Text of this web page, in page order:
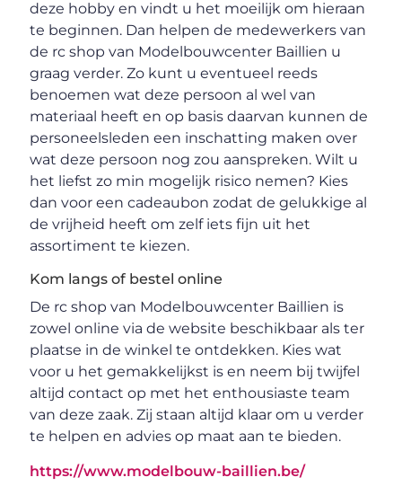
deze hobby en vindt u het moeilijk om hieraan
te beginnen. Dan helpen de medewerkers van
de rc shop van Modelbouwcenter Baillien u
graag verder. Zo kunt u eventueel reeds
benoemen wat deze persoon al wel van
materiaal heeft en op basis daarvan kunnen de
personeelsleden een inschatting maken over
wat deze persoon nog zou aanspreken. Wilt u
het liefst zo min mogelijk risico nemen? Kies
dan voor een cadeaubon zodat de gelukkige al
de vrijheid heeft om zelf iets fijn uit het
assortiment te kiezen.
Kom langs of bestel online
De rc shop van Modelbouwcenter Baillien is
zowel online via de website beschikbaar als ter
plaatse in de winkel te ontdekken. Kies wat
voor u het gemakkelijkst is en neem bij twijfel
altijd contact op met het enthousiaste team
van deze zaak. Zij staan altijd klaar om u verder
te helpen en advies op maat aan te bieden.
https://www.modelbouw-baillien.be/